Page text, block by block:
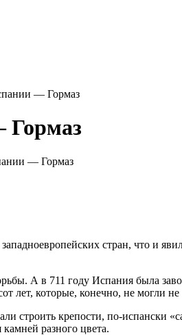
— Гормаз
Гормаз
— Гормаз
стран, что и
А в 711 году Испания была
лет, которые, конечно, не могли
строить крепости, по-испански
разного цвета.